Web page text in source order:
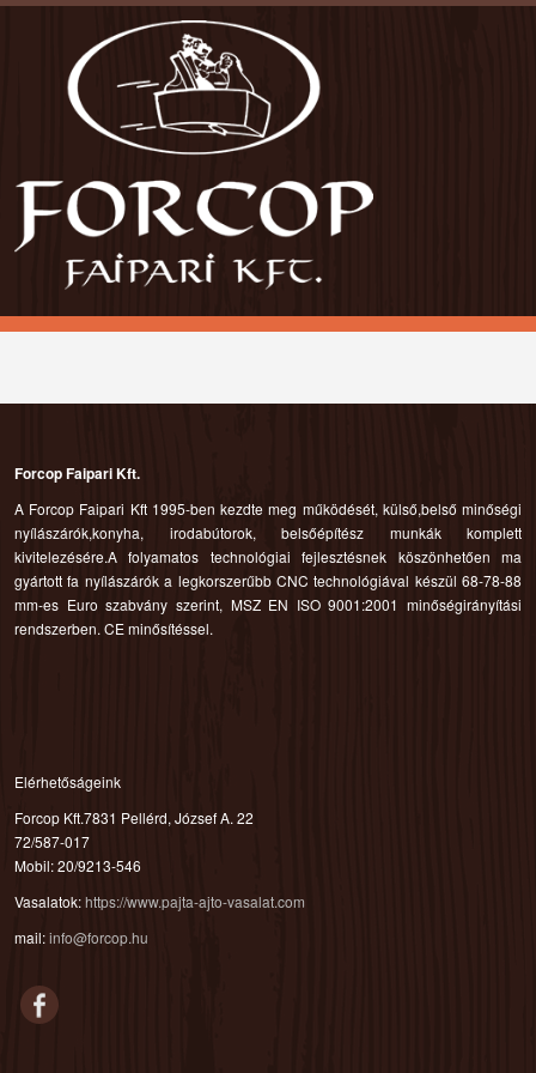
Forcop Faipari Kft.
A Forcop Faipari Kft 1995-ben kezdte meg működését, külső,belső minőségi
nyílászárók,konyha, irodabútorok, belsőépítész munkák komplett
kivitelezésére.A folyamatos technológiai fejlesztésnek köszönhetően ma
gyártott fa nyílászárók a legkorszerűbb CNC technológiával készül 68-78-88
mm-es Euro szabvány szerint, MSZ EN ISO 9001:2001 minőségirányítási
rendszerben. CE minősítéssel.
Elérhetőságeink
Forcop Kft.7831 Pellérd, József A. 22
72/587-017
Mobil: 20/9213-546
Vasalatok:https://www.pajta-ajto-vasalat.com
mail:info@forcop.hu